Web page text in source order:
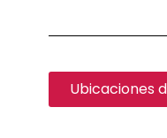
Ubicaciones